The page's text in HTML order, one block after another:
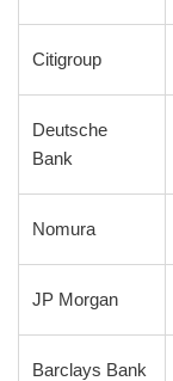
Citigroup
Deutsche
Bank
Nomura
JP Morgan
Barclays Bank